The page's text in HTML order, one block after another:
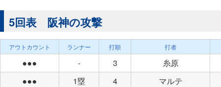
5回表 阪神の攻撃
アウトカウント ランナー 打順 打者
●●● - 3
糸原
●●●
1塁 4
マルテ